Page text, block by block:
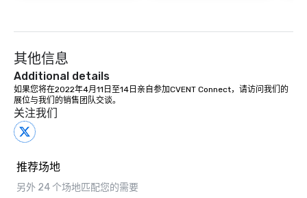
其他信息
Additional details
如果您将在2022年4月11日至14日亲自参加CVENT Connect，请访问我们的
展位与我们的销售团队交谈。
关注我们
推荐场地
另外 24 个场地匹配您的需要